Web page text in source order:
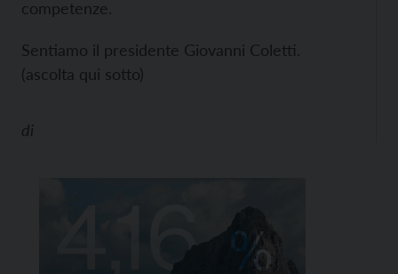
competenze.
Sentiamo il presidente Giovanni Coletti.
(ascolta qui sotto)
di